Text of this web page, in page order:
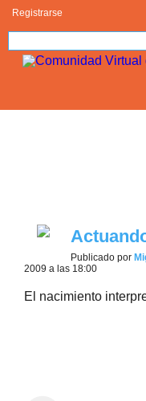
Registrarse
Publicado por
2009 a las 18:00
El nacimiento